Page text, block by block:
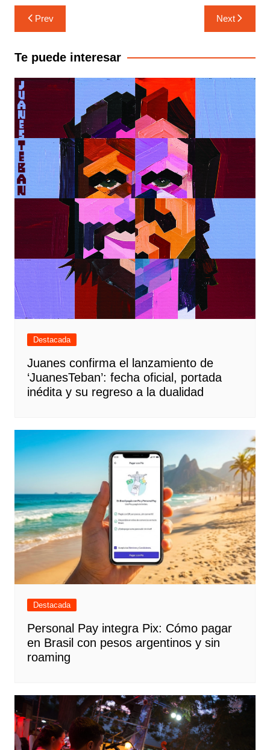
Navegación
de
entradas
Prev Next
Te puede interesar
Destacada
Juanes confirma el lanzamiento de
‘JuanesTeban’: fecha oficial, portada
inédita y su regreso a la dualidad
Destacada
Personal Pay integra Pix: Cómo pagar
en Brasil con pesos argentinos y sin
roaming